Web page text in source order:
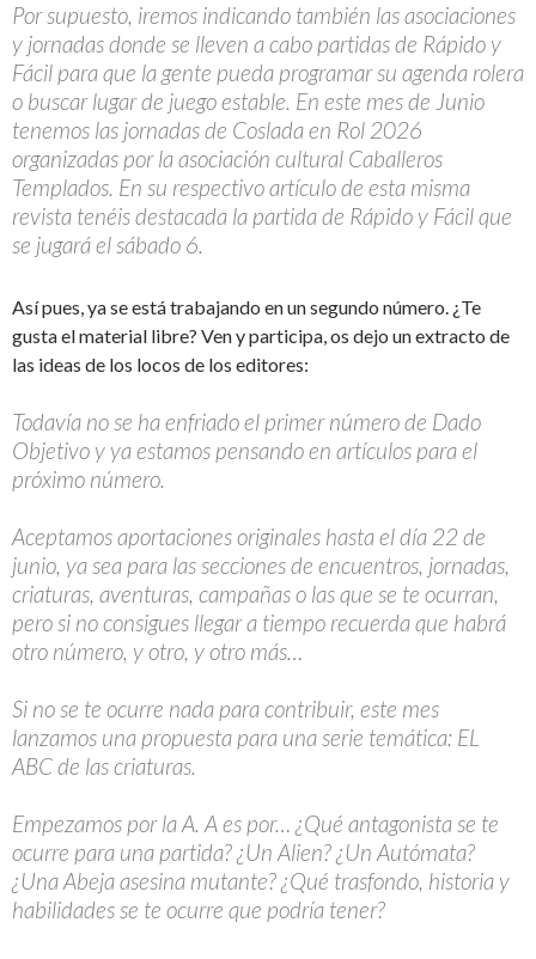
Por supuesto, iremos indicando también las asociaciones
y jornadas donde se lleven a cabo partidas de Rápido y
Fácil para que la gente pueda programar su agenda rolera
o buscar lugar de juego estable. En este mes de Junio
tenemos las jornadas de Coslada en Rol 2026
organizadas por la asociación cultural Caballeros
Templados. En su respectivo artículo de esta misma
revista tenéis destacada la partida de Rápido y Fácil que
se jugará el sábado 6.
Así pues, ya se está trabajando en un segundo número. ¿Te
gusta el material libre? Ven y participa, os dejo un extracto de
las ideas de los locos de los editores:
Todavía no se ha enfriado el primer número de Dado
Objetivo y ya estamos pensando en artículos para el
próximo número.
Aceptamos aportaciones originales hasta el día 22 de
junio, ya sea para las secciones de encuentros, jornadas,
criaturas, aventuras, campañas o las que se te ocurran,
pero si no consigues llegar a tiempo recuerda que habrá
otro número, y otro, y otro más…
Si no se te ocurre nada para contribuir, este mes
lanzamos una propuesta para una serie temática: EL
ABC de las criaturas.
Empezamos por la A. A es por… ¿Qué antagonista se te
ocurre para una partida? ¿Un Alien? ¿Un Autómata?
¿Una Abeja asesina mutante? ¿Qué trasfondo, historia y
habilidades se te ocurre que podría tener?